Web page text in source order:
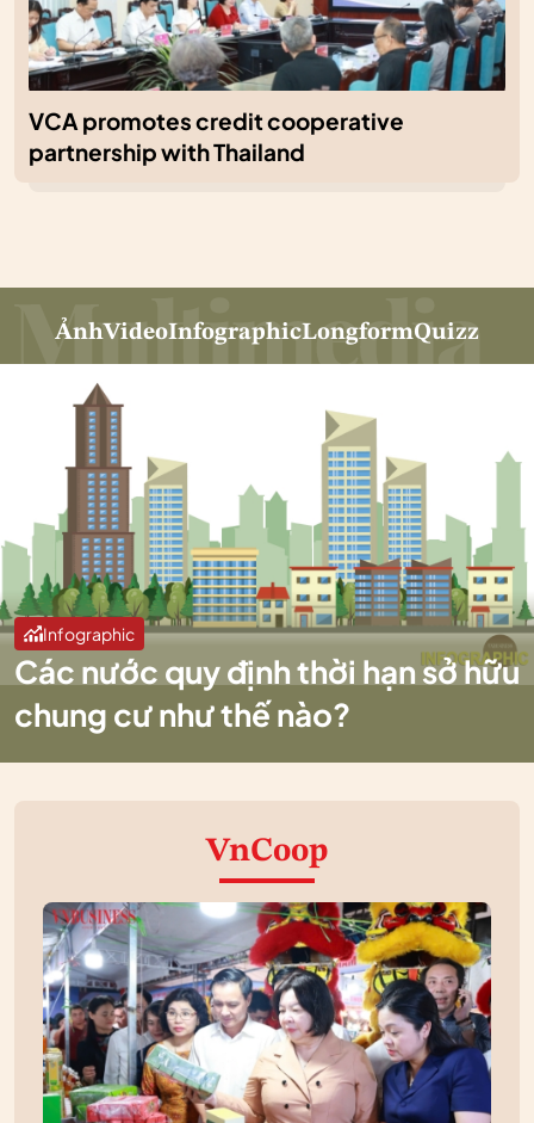
VCA promotes credit cooperative
partnership with Thailand
ẢnhVideoInfographicLongformQuizz
Infographic
Các nước quy định thời hạn sở hữu
chung cư như thế nào?
VnCoop